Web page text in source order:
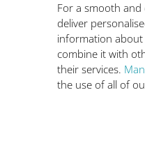
For a smooth and
deliver
information about
combine it with
their services.
the use of all of
Perché la